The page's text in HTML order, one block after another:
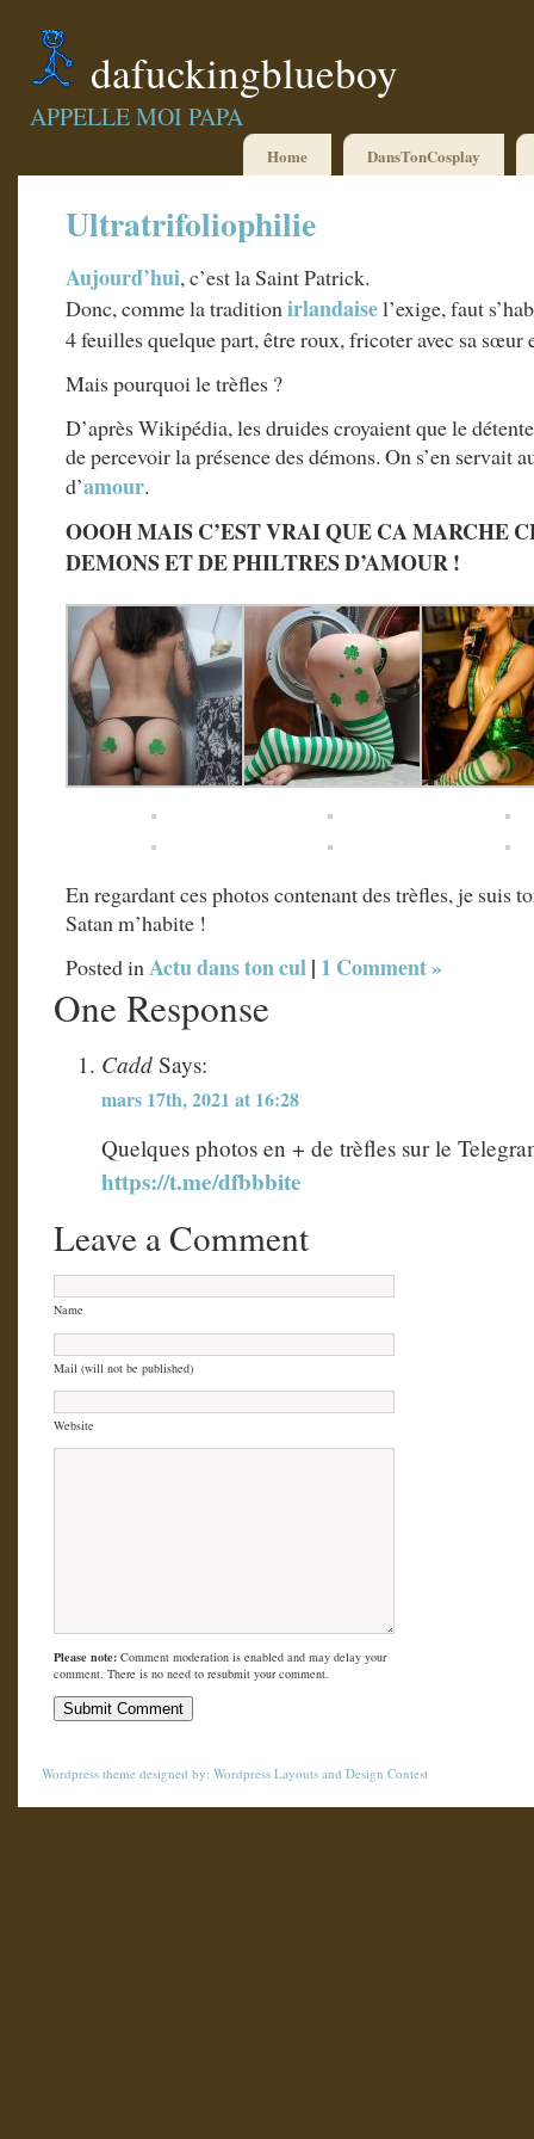
dafuckingblueboy
APPELLE MOI PAPA
Home DansTonCosplay
Ultratrifoliophilie
Aujourd’hui, c’est la Saint Patrick.
Donc, comme la traditionirlandaisel’exige, faut
4 feuilles quelque part, être roux, fricoter avec sa sœur
Mais pourquoi le trèfles ?
D’après Wikipédia, les druides croyaient que le
de percevoir la présence des démons. On s’en servait
d’amour.
OOOH MAIS C’EST VRAI QUE CA MARCHE
DEMONS ET DE PHILTRES D’AMOUR !
En regardant ces photos contenant des trèfles, je suis
Satan m’habite !
Posted in Actu dans ton cul| 1 Comment »
One Response
Cadd Says:
mars 17th, 2021 at 16:28
Quelques photos en + de trèfles sur le
https://t.me/dfbbbite
Leave a Comment
Name
Mail (will not be published)
Website
Please note: Comment moderation is enabled and may delay your
comment. There is no need to resubmit your comment.
Wordpress theme designed by: Wordpress Layouts and Design Contest